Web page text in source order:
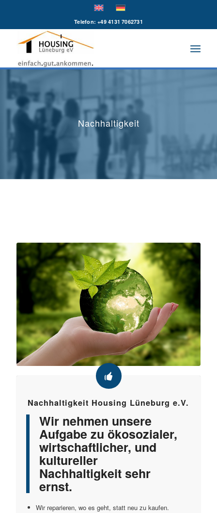
Telefon: +49 4131 7062731
Nachhaltigkeit
Nachhaltigkeit Housing Lüneburg e.V.
Wir nehmen unsere
Aufgabe zu ökosozialer,
wirtschaftlicher, und
kultureller
Nachhaltigkeit sehr
ernst.
Wir reparieren, wo es geht, statt neu zu kaufen.